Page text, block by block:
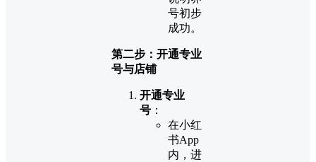
号初步
成功。
第二步：开通专业
号与店铺
开通专业
号 ：
在小红
书App
内，进